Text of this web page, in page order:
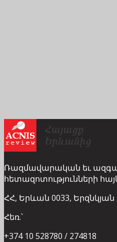
Ռազմավարական եւ
հետազոտությունների
ՀՀ, Երևան 0033, Երզնկյան
Հեռ.՝
+374 10 528780 / 274818